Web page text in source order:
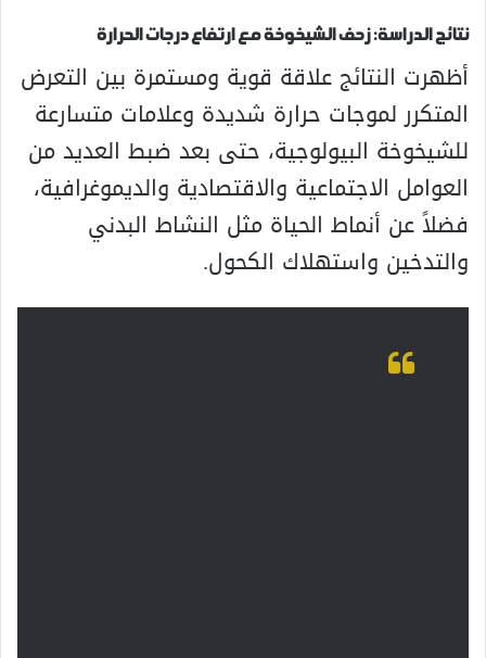
نتائج الدراسة: زحف الشيخوخة مع ارتفاع درجات الحرارة
أظهرت النتائج علاقة قوية ومستمرة بين التعرض
المتكرر لموجات حرارة شديدة وعلامات متسارعة
للشيخوخة البيولوجية، حتى بعد ضبط العديد من
العوامل الاجتماعية والاقتصادية والديموغرافية،
فضلاً عن أنماط الحياة مثل النشاط البدني
والتدخين واستهلاك الكحول.